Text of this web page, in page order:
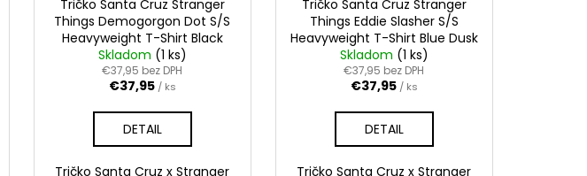
Tričko Santa Cruz Stranger
Things Demogorgon Dot S/S
Heavyweight T-Shirt Black
Skladom (1 ks)
€37,95 bez DPH
€37,95 / ks
DETAIL
Tričko Santa Cruz x Stranger
Tričko Santa Cruz Stranger
Things Eddie Slasher S/S
Heavyweight T-Shirt Blue Dusk
Skladom (1 ks)
€37,95 bez DPH
€37,95 / ks
DETAIL
Tričko Santa Cruz x Stranger